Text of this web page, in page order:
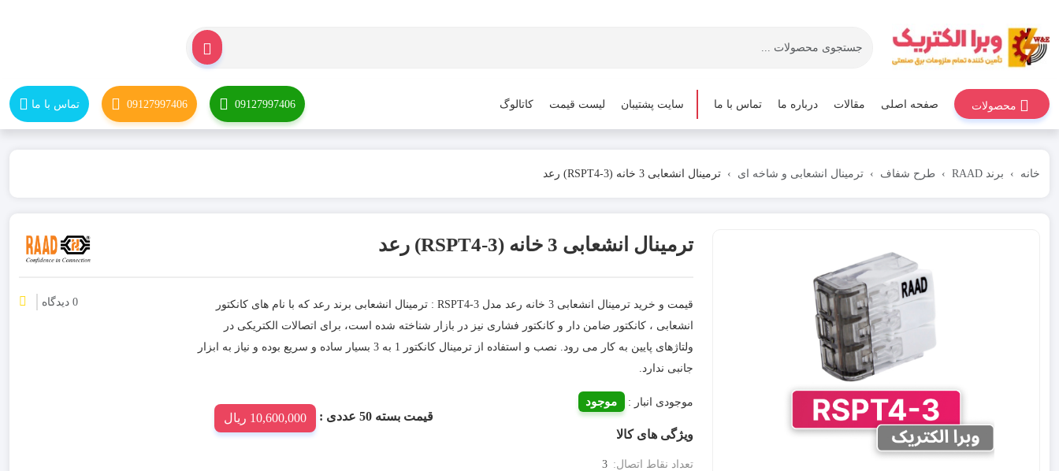
محصولات صفحه اصلی مقالات درباره ما تماس با ما سایت پشتیبان لیست قیمت کاتالوگ 09127997406
09127997406 تماس با ما
خانه برند RAAD طرح شفاف ترمینال انشعابی و شاخه ای ترمینال انشعابی 3 خانه (RSPT4-3) رعد
ترمینال انشعابی 3 خانه (RSPT4-3) رعد
قیمت و خرید ترمینال انشعابی 3 خانه رعد مدل RSPT4-3 : ترمینال انشعابی برند رعد که با نام های کانکتور
انشعابی ، کانکتور ضامن دار و کانکتور فشاری نیز در بازار شناخته شده است، برای اتصالات الکتریکی در
ولتاژهای پایین به کار می رود. نصب و استفاده از ترمینال کانکتور 1 به 3 بسیار ساده و سریع بوده و نیاز به ابزار
جانبی ندارد.
موجودی انبار : موجود
ویژگی های کالا
تعداد نقاط اتصال: 3
قیمت بسته 50 عددی : 10,600,000 ریال
0 دیدگاه